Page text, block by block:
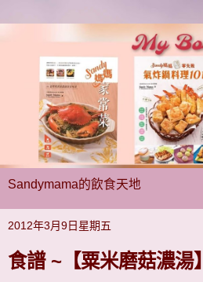
Sandymama的飲食天地
2012年3月9日星期五
食譜 ~【粟米磨菇濃湯】